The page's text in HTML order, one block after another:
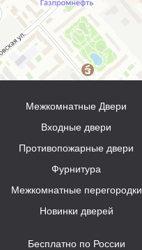
Межкомнатные Двери
Входные двери
Противопожарные двери
Фурнитура
Межкомнатные перегородки
Новинки дверей
Бесплатно по России